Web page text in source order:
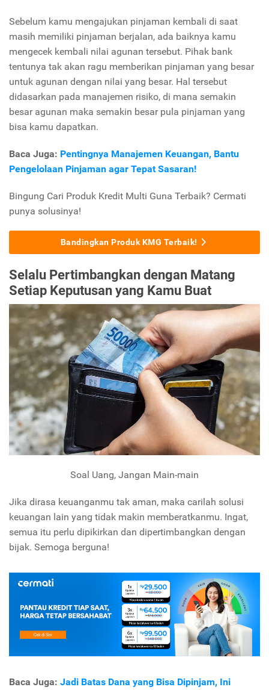
Sebelum kamu mengajukan pinjaman kembali di saat
masih memiliki pinjaman berjalan, ada baiknya kamu
mengecek kembali nilai agunan tersebut. Pihak bank
tentunya tak akan ragu memberikan pinjaman yang besar
untuk agunan dengan nilai yang besar. Hal tersebut
didasarkan pada manajemen risiko, di mana semakin
besar agunan maka semakin besar pula pinjaman yang
bisa kamu dapatkan.
Baca Juga: Pentingnya Manajemen Keuangan, Bantu
Pengelolaan Pinjaman agar Tepat Sasaran!
Bingung Cari Produk Kredit Multi Guna Terbaik? Cermati
punya solusinya!
Bandingkan Produk KMG Terbaik!
Selalu Pertimbangkan dengan Matang
Setiap Keputusan yang Kamu Buat
Soal Uang, Jangan Main-main
Jika dirasa keuanganmu tak aman, maka carilah solusi
keuangan lain yang tidak makin memberatkanmu. Ingat,
semua itu perlu dipikirkan dan dipertimbangkan dengan
bijak. Semoga berguna!
Baca Juga: Jadi Batas Dana yang Bisa Dipinjam, Ini